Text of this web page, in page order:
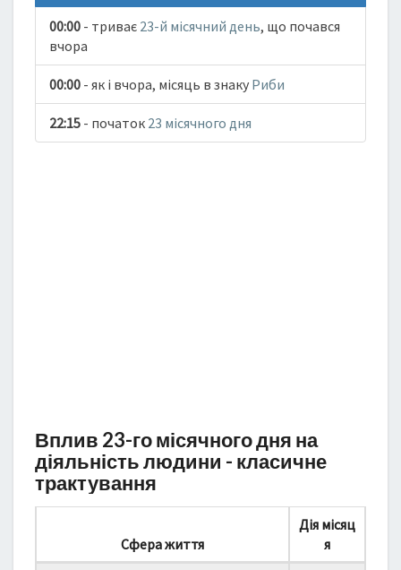
00:00 - триває 23-й місячний день, що почався
вчора
00:00 - як і вчора, місяць в знаку Риби
22:15 - початок 23 місячного дня
Вплив 23-го місячного дня на
діяльність людини - класичне
трактування
Сфера життя
Дія місяц
я